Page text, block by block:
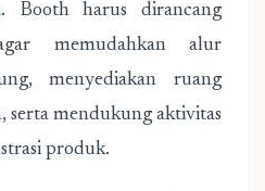
Booth harus dirancang
memudahkan alur
menyediakan ruang
serta mendukung aktivitas
produk.